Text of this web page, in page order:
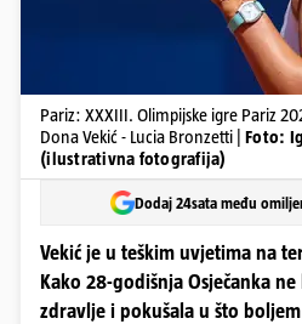
Pariz: XXXIII. Olimpijske igre Pariz
Dona Vekić - Lucia Bronzetti | Foto:
(ilustrativna fotografija)
Dodaj 24sata među
Vekić je u teškim uvjetima na
Kako 28-godišnja Osječanka
zdravlje i pokušala u što